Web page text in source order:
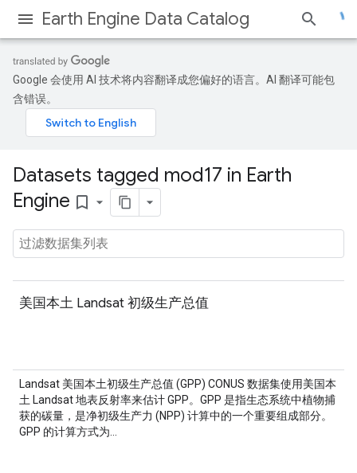
Earth Engine Data Catalog
Google 会使用 AI 技术将内容翻译成您偏好的语言。AI 翻译可能包
含错误。
Datasets tagged mod17 in Earth
Engine bookmark_border
美国本土 Landsat 初级生产总值
Landsat 美国本土初级生产总值 (GPP) CONUS 数据集使用美国本
土 Landsat 地表反射率来估计 GPP。GPP 是指生态系统中植物捕
获的碳量，是净初级生产力 (NPP) 计算中的一个重要组成部分。
GPP 的计算方式为…